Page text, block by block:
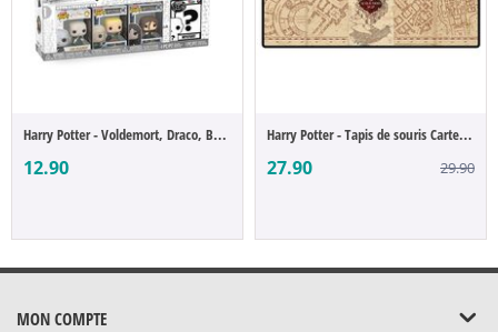
Harry Potter - Voldemort, Draco, Bellatri...
12.90
Harry Potter - Tapis de souris Carte du M...
27.90 29.90
MON COMPTE